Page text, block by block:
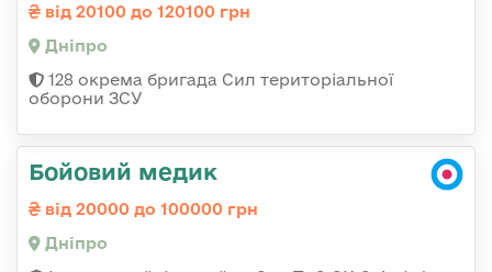
від 20100 до 120100 грн
Дніпро
128 окрема бригада Сил територіальної
оборони ЗСУ
Бойовий медик
від 20000 до 100000 грн
Дніпро